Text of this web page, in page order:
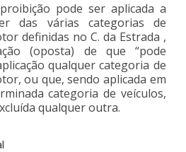
pode ser aplicada a
das várias categorias de
definidas no C. da Estrada ,
(oposta) de que “pode
qualquer categoria de
ou que, sendo aplicada em
categoria de veículos,
qualquer outra.